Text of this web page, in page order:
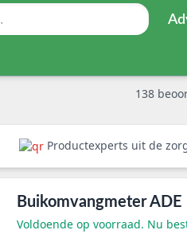
138
Productexperts uit de
Buikomvangmeter
Voldoende op voorraad. Nu